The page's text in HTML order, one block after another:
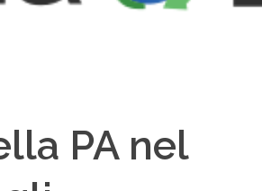
PA nel